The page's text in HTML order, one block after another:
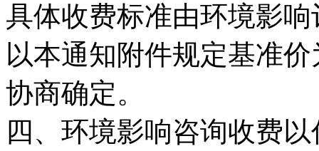
具体收费标准由环境影
以本通知附件规定基准
协商确定。
四、环境影响咨询收费